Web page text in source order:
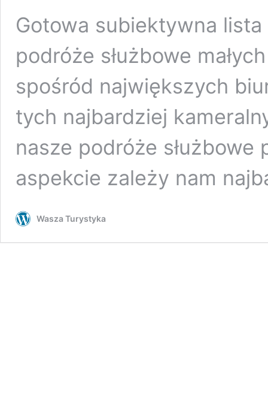
Gotowa subiektywna
podróże służbowe
spośród największych
tych najbardziej
nasze podróże
aspekcie zależy nam
Wasza Turystyka